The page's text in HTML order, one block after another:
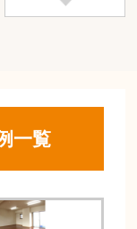
一覧